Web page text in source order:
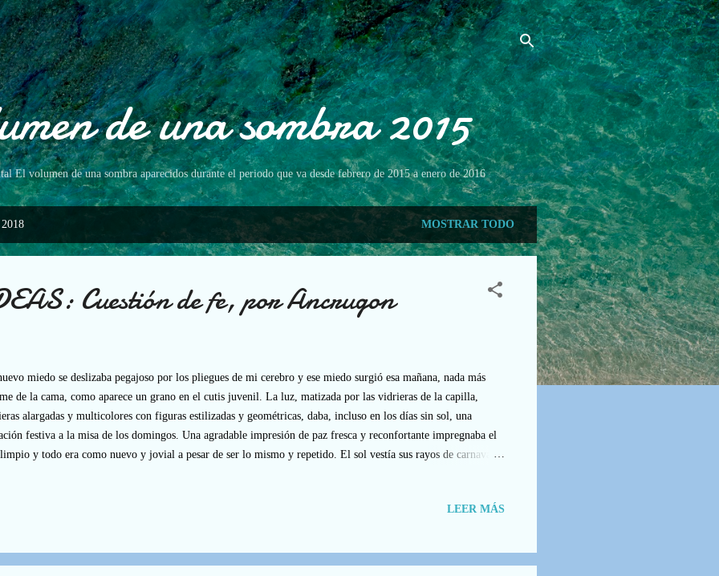
Ir al contenido principal
de una sombra 2015
El volumen de una sombra aparecidos durante el periodo que va desde febrero de 2015 a enero de 2016
MOSTRAR TODO
Cuestión de fe, por Ancrugon
miedo se deslizaba pegajoso por los pliegues de mi cerebro y ese miedo surgió esa mañana, nada más
de la cama, como aparece un grano en el cutis juvenil. La luz, matizada por las vidrieras de la capilla,
alargadas y multicolores con figuras estilizadas y geométricas, daba, incluso en los días sin sol, una
festiva a la misa de los domingos. Una agradable impresión de paz fresca y reconfortante impregnaba el
y todo era como nuevo y jovial a pesar de ser lo mismo y repetido. El sol vestía sus rayos de carnaval y
de los que marchábamos hacia el altar para recibir, como decía el viejo padre Anselmo, “el misterioLEER MÁS